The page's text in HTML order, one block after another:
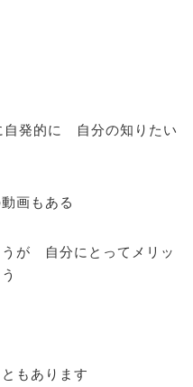
発的に 自分の知りたい
画もある
うが 自分にとってメリッ
もあります